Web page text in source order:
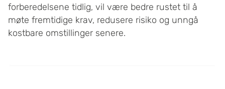
forberedelsene tidlig, vil være bedre rustet til å
møte fremtidige krav, redusere risiko og unngå
kostbare omstillinger senere.